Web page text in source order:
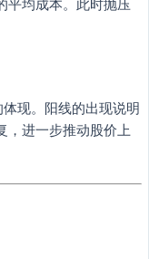
平均成本。此时抛压
现。阳线的出现说明
，进一步推动股价上